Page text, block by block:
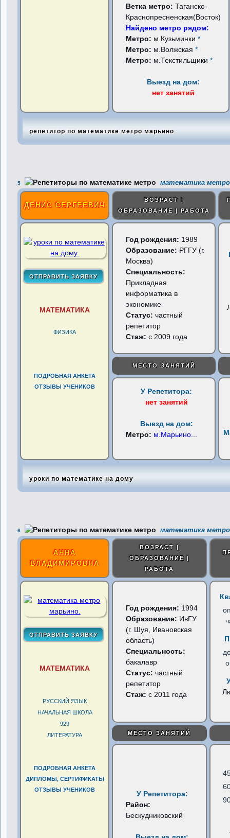
Ветка метро:Таганско-
Краснопресненская(Восток)
Найдено метро рядом:
Метро: м.Кузьминки*
Метро: м.Волжская*
Метро: м.Текстильщики*
Выезд на дом:
нет занятий
репетитор по математике метро марьино
5 математика
ДЕНИС СЕРГЕЕВИЧ
ВОЗРАСТ |
ОБРАЗОВАНИЕ | РАБОТА
МАТЕМАТИКА
ФИЗИКА
ПОДРОБНАЯ АНКЕТА
ОТЗЫВЫ УЧЕНИКОВ
Год рождения: 1989
Образование: РГГУ (г.
Москва)
Специальность:
Прикладная
информатика в
экономике
Статус:частный
репетитор
Стаж: с 2009 года
МЕСТО ЗАНЯТИЙ
У Репетитора:
нет занятий
Выезд на дом:
Метро: м.Марьино
уроки по математике на дому
6 математика
АННА
ВЛАДИМИРОВНА
ВОЗРАСТ |
ОБРАЗОВАНИЕ |
РАБОТА
МАТЕМАТИКА
РУССКИЙ ЯЗЫК
НАЧАЛЬНАЯ ШКОЛА
929
ЛИТЕРАТУРА
ПОДРОБНАЯ АНКЕТА
ДИПЛОМЫ, СЕРТИФИКАТЫ
ОТЗЫВЫ УЧЕНИКОВ
Год рождения: 1994
Образование: ИвГУ
(г. Шуя, Ивановская
область)
Специальность:
бакалавр
Статус:частный
репетитор
Стаж: с 2011 года
МЕСТО ЗАНЯТИЙ
У Репетитора:
Район:
Бескудниковский